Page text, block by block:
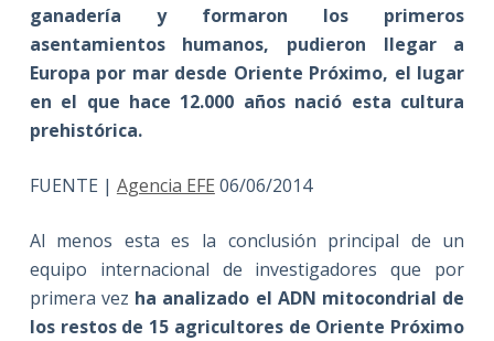
ganadería y formaron los primeros
asentamientos humanos, pudieron llegar a
Europa por mar desde Oriente Próximo, el lugar
en el que hace 12.000 años nació esta cultura
prehistórica.
FUENTE | Agencia EFE 06/06/2014
Al menos esta es la conclusión principal de un
equipo internacional de investigadores que por
primera vez ha analizado el ADN mitocondrial de
los restos de 15 agricultores de Oriente Próximo